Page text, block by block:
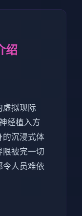
绍
虚拟现际
经植入方
的沉浸式体
限被完一切
令人员难依